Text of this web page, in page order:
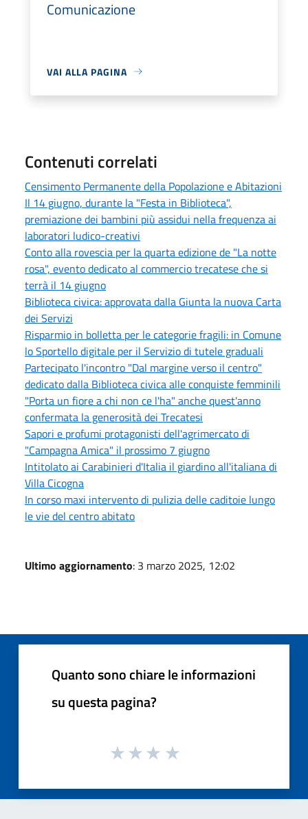
Comunicazione
VAI ALLA PAGINA
Contenuti correlati
Censimento Permanente della Popolazione e Abitazioni
Il 14 giugno, durante la "Festa in Biblioteca",
premiazione dei bambini più assidui nella frequenza ai
laboratori ludico-creativi
Conto alla rovescia per la quarta edizione de "La notte
rosa", evento dedicato al commercio trecatese che si
terrà il 14 giugno
Biblioteca civica: approvata dalla Giunta la nuova Carta
dei Servizi
Risparmio in bolletta per le categorie fragili: in Comune
lo Sportello digitale per il Servizio di tutele graduali
Partecipato l'incontro "Dal margine verso il centro"
dedicato dalla Biblioteca civica alle conquiste femminili
"Porta un fiore a chi non ce l'ha" anche quest'anno
confermata la generosità dei Trecatesi
Sapori e profumi protagonisti dell'agrimercato di
"Campagna Amica" il prossimo 7 giugno
Intitolato ai Carabinieri d'Italia il giardino all'italiana di
Villa Cicogna
In corso maxi intervento di pulizia delle caditoie lungo
le vie del centro abitato
Ultimo aggiornamento: 3 marzo 2025, 12:02
Quanto sono chiare le informazioni
su questa pagina?